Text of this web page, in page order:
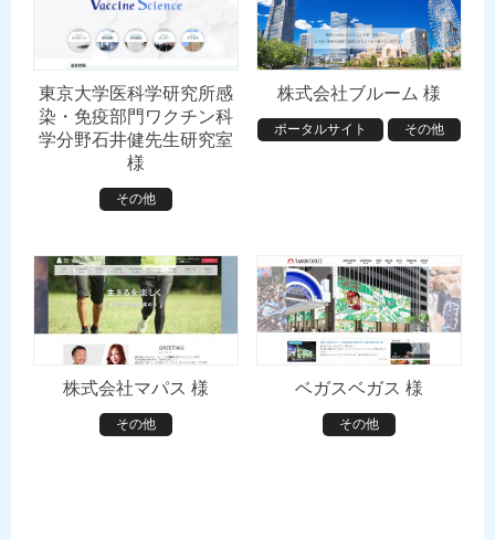
東京大学医科学研究所感
染・免疫部門ワクチン科
学分野石井健先生研究室
様
その他
株式会社ブルーム 様
ポータルサイト その他
株式会社マパス 様
その他
ベガスベガス 様
その他